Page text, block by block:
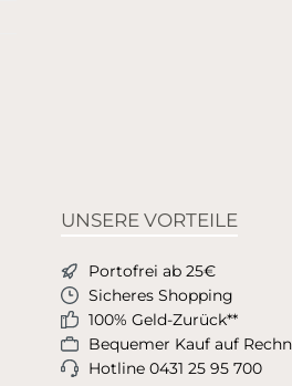
UNSERE VORTEILE
Portofrei ab 25€
Sicheres Shopping
100% Geld-Zurück**
Bequemer Kauf auf
Hotline 0431 25 95 700